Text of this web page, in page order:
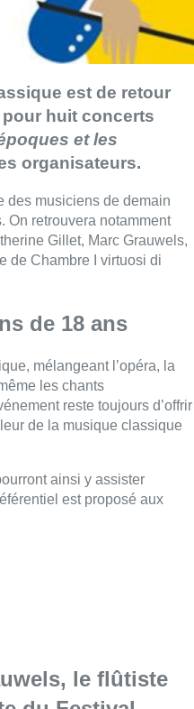
est de retour
huit concerts
et les
organisateurs.
des musiciens de demain
On retrouvera notamment
Gillet, Marc Grauwels,
de Chambre I virtuosi di
de 18 ans
mélangeant l’opéra, la
les chants
reste toujours d’offrir
de la musique classique
ainsi y assister
est proposé aux
le flûtiste